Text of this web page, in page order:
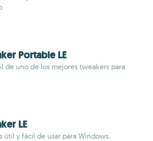
Portable LE
de uno de los mejores tweakers para
LE
útil y fácil de usar para Windows.